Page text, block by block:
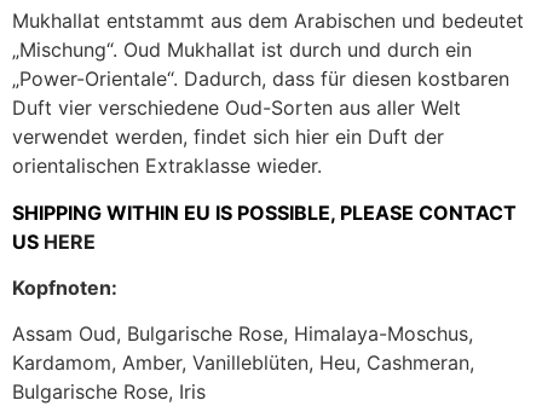
Mukhallat entstammt aus dem Arabischen und bedeutet
„Mischung“. Oud Mukhallat ist durch und durch ein
„Power-Orientale“. Dadurch, dass für diesen kostbaren
Duft vier verschiedene Oud-Sorten aus aller Welt
verwendet werden, findet sich hier ein Duft der
orientalischen Extraklasse wieder.
SHIPPING WITHIN EU IS POSSIBLE, PLEASE CONTACT
US HERE
Kopfnoten:
Assam Oud, Bulgarische Rose, Himalaya-Moschus,
Kardamom, Amber, Vanilleblüten, Heu, Cashmeran,
Bulgarische Rose, Iris